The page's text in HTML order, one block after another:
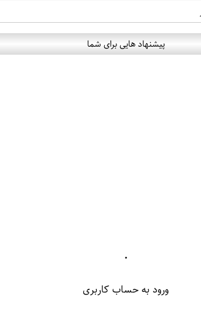
پیشنهاد هایی برای شما
۰
ورود به حساب کاربری